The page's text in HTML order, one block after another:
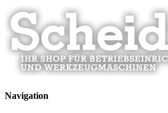
Navigation